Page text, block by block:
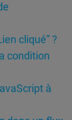
cliqué” ?
condition
à